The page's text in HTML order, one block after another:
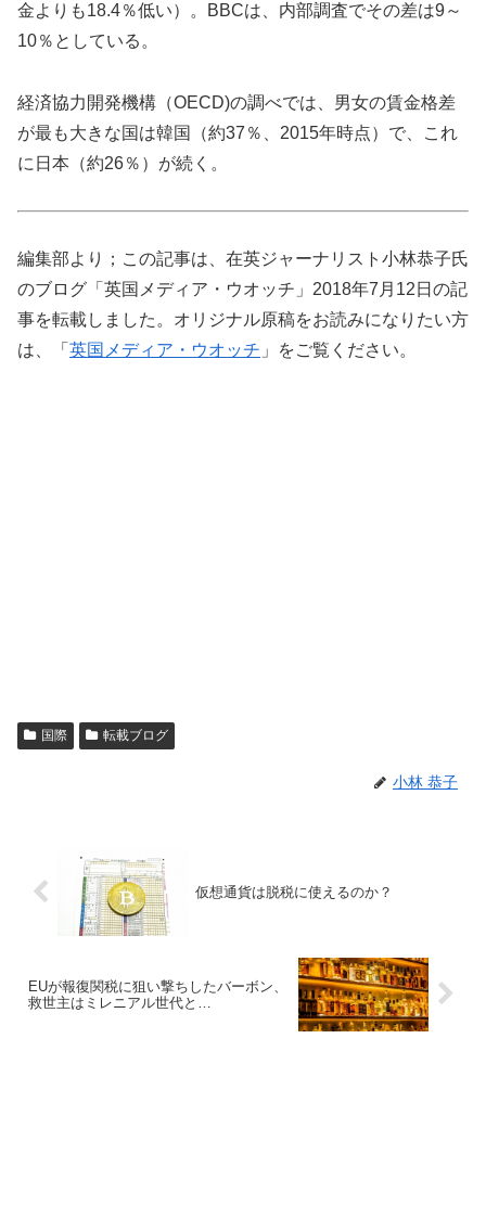
金よりも18.4％低い）。BBCは、内部調査でその差は9～
10％としている。
経済協力開発機構（OECD)の調べでは、男女の賃金格差
が最も大きな国は韓国（約37％、2015年時点）で、これ
に日本（約26％）が続く。
編集部より；この記事は、在英ジャーナリスト小林恭子氏
のブログ「英国メディア・ウオッチ」2018年7月12日の記
事を転載しました。オリジナル原稿をお読みになりたい方
は、「 英国メディア・ウオッチ 」をご覧ください。
国際 転載ブログ
小林 恭子
仮想通貨は脱税に使えるのか？
EUが報復関税に狙い撃ちしたバーボン、
救世主はミレニアル世代と…